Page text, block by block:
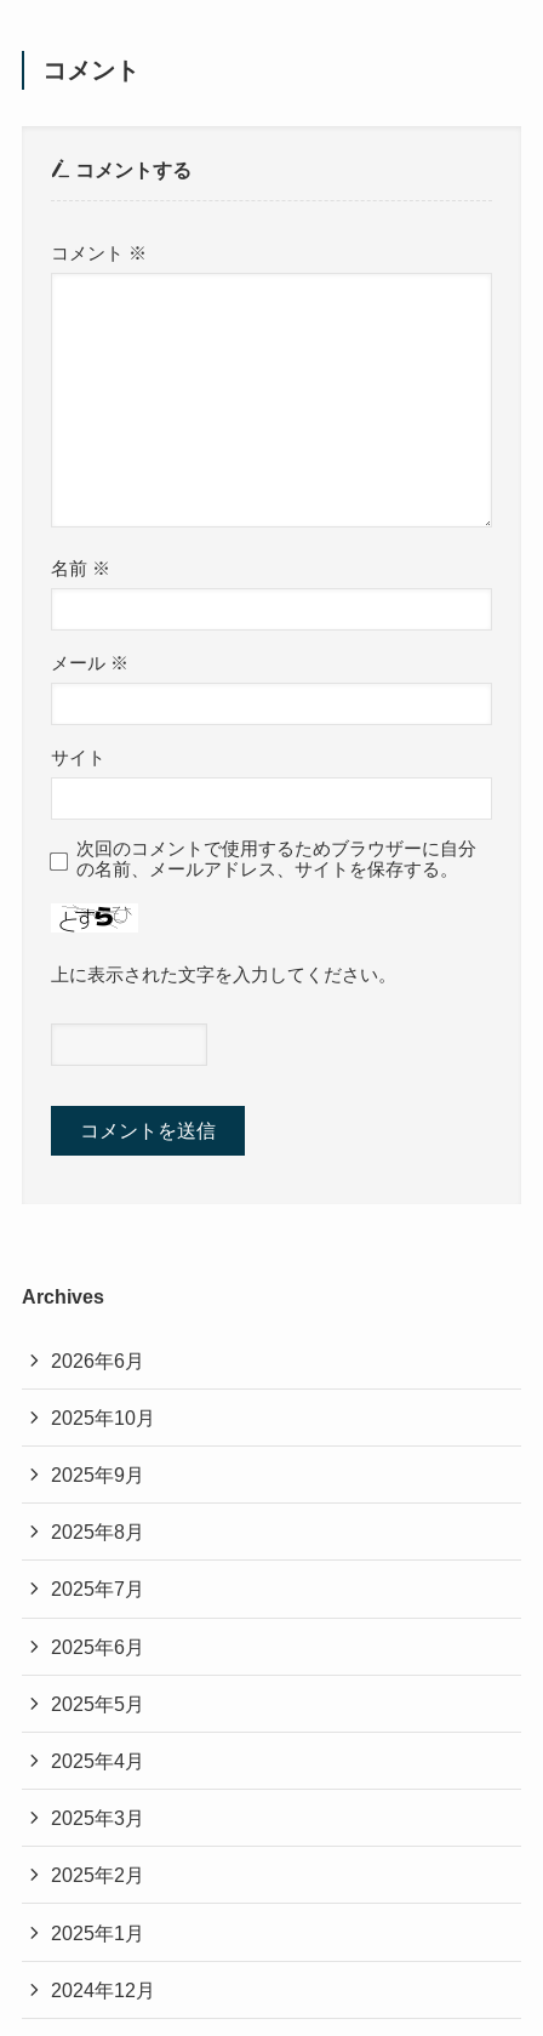
コメント
コメントする
コメント ※
名前 ※
メール ※
サイト
次回のコメントで使用するためブラウザーに自分
の名前、メールアドレス、サイトを保存する。
上に表示された文字を入力してください。
Archives
2026年6月
2025年10月
2025年9月
2025年8月
2025年7月
2025年6月
2025年5月
2025年4月
2025年3月
2025年2月
2025年1月
2024年12月